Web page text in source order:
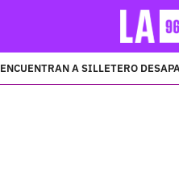
ENCUENTRAN A SILLETERO